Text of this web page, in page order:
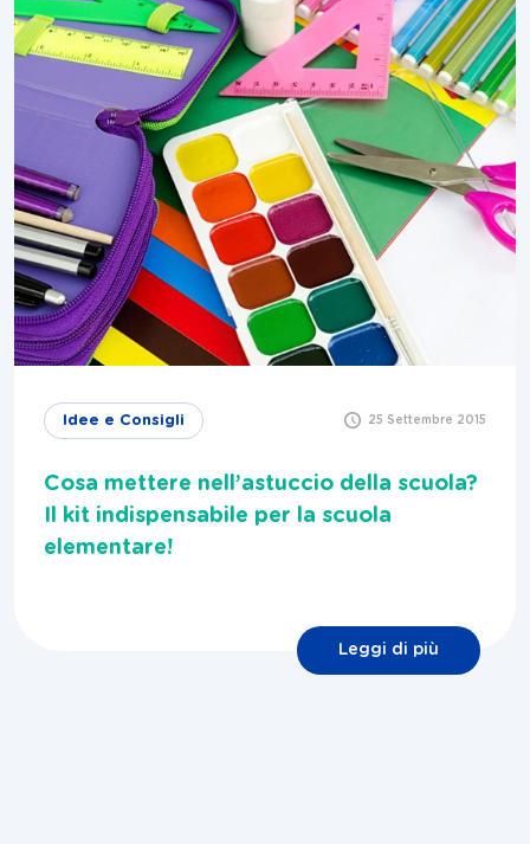
Idee e Consigli 25 Settembre 2015
Cosa mettere nell’astuccio della scuola?
Il kit indispensabile per la scuola
elementare!
Leggi di più